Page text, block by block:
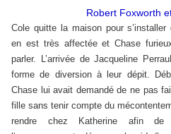
Robert Foxworth
Cole quitte la maison pour
en est très affectée et Chase
parler. L’arrivée de Jacqueline
forme de diversion à leur dépit.
Chase lui avait demandé de ne pas
fille sans tenir compte du
rendre chez Katherine afin de